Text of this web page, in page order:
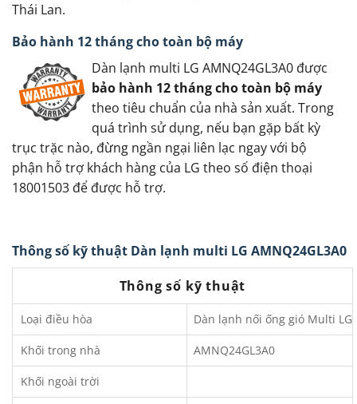
Thái Lan.
Bảo hành 12 tháng cho toàn bộ máy
Dàn lạnh multi LG AMNQ24GL3A0 được
bảo hành 12 tháng cho toàn bộ máy
theo tiêu chuẩn của nhà sản xuất. Trong
quá trình sử dụng, nếu bạn gặp bất kỳ
trục trặc nào, đừng ngần ngại liên lạc ngay với bộ
phận hỗ trợ khách hàng của LG theo số điện thoại
18001503 để được hỗ trợ.
Thông số kỹ thuật Dàn lạnh multi LG AMNQ24GL3A0
Thông số kỹ thuật
Loại điều hòa Dàn lạnh nối ống gió Multi LG
Khối trong nhà AMNQ24GL3A0
Khối ngoài trời